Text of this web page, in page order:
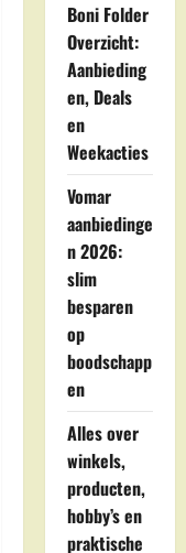
Boni Folder
Overzicht:
Aanbieding
en, Deals
en
Weekacties
Vomar
aanbiedinge
n 2026:
slim
besparen
op
boodschapp
en
Alles over
winkels,
producten,
hobby’s en
praktische